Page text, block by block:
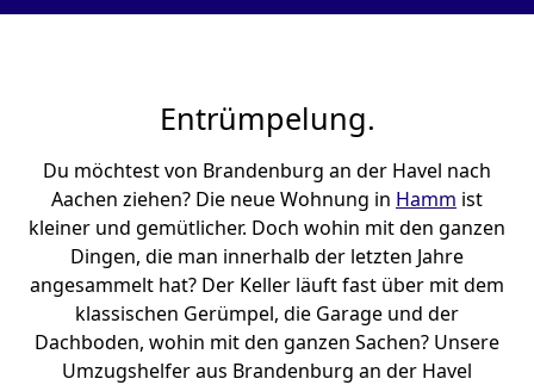
Entrümpelung.
Du möchtest von Brandenburg an der Havel nach
Aachen ziehen? Die neue Wohnung in Hamm ist
kleiner und gemütlicher. Doch wohin mit den ganzen
Dingen, die man innerhalb der letzten Jahre
angesammelt hat? Der Keller läuft fast über mit dem
klassischen Gerümpel, die Garage und der
Dachboden, wohin mit den ganzen Sachen? Unsere
Umzugshelfer aus Brandenburg an der Havel